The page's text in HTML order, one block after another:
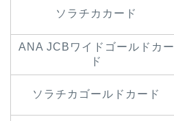
ソラチカカード
ANA JCBワイドゴールドカー
ド
ソラチカゴールドカード